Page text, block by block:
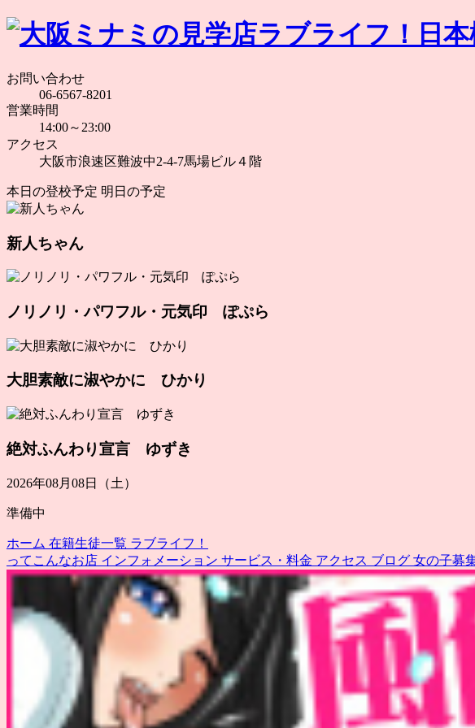
お問い合わせ
06-6567-8201
営業時間
14:00～23:00
アクセス
大阪市浪速区難波中2-4-7馬場ビル４階
本日の登校予定 明日の予定
新人ちゃん
ノリノリ・パワフル・元気印 ぽぷら
大胆素敵に淑やかに ひかり
絶対ふんわり宣言 ゆずき
2026年08月08日（土）
準備中
ホーム 在籍生徒一覧 ラブライフ！
ってこんなお店 インフォメーション サービス・料金 アクセス ブログ 女の子募